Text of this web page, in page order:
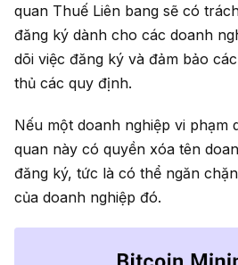
quan Thuế Liên bang sẽ có
đăng ký dành cho các doanh
dõi việc đăng ký và đảm bảo
thủ các quy định.
Nếu một doanh nghiệp vi phạm
quan này có quyền xóa tên
đăng ký, tức là có thể ngăn
của doanh nghiệp đó.